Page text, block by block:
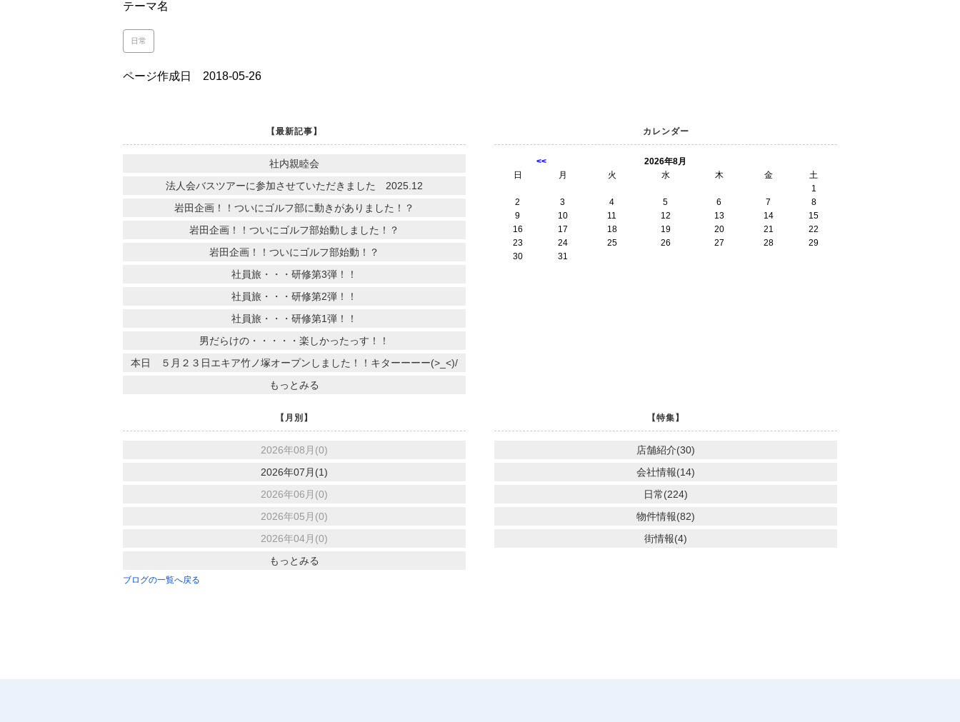
テーマ名
日常
ページ作成日 2018-05-26
【最新記事】
社内親睦会
法人会バスツアーに参加させていただきました 2025.12
岩田企画！！ついにゴルフ部に動きがありました！？
岩田企画！！ついにゴルフ部始動しました！？
岩田企画！！ついにゴルフ部始動！？
社員旅・・・研修第3弾！！
社員旅・・・研修第2弾！！
社員旅・・・研修第1弾！！
男だらけの・・・・・楽しかったっす！！
本日 ５月２３日エキア竹ノ塚オープンしました！！キターーーー(>_<)/
もっとみる
カレンダー
<<
2026年8月
日
月 火 水 木 金
土
1
2
3 4 5 6 7
8
9
10 11 12 13 14
15
16
17 18 19 20 21
22
23
24 25 26 27 28
29
30
31
【月別】
2026年08月(0)
2026年07月(1)
2026年06月(0)
2026年05月(0)
2026年04月(0)
もっとみる
【特集】
店舗紹介(30)
会社情報(14)
日常(224)
物件情報(82)
街情報(4)
ブログの一覧へ戻る